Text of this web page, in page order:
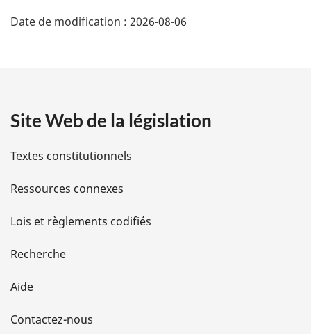
é
i
l
s
d
e
l
Date de modification : 2026-08-06
Site Web de la législation
Textes constitutionnels
Ressources connexes
Lois et règlements codifiés
Recherche
Aide
Contactez-nous